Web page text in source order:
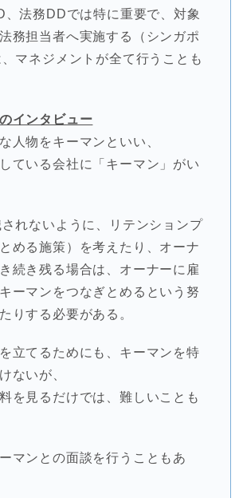
、法務DDでは特に重要で、対象
務担当者へ実施する（シンガポ
マネジメントが全て行うことも
インタビュー
人物をキーマンといい、
ている会社に「キーマン」がい
れないように、リテンションプ
める施策）を考えたり、オーナ
続き残る場合は、オーナーに雇
ーマンをつなぎとめるという努
りする必要がある。
立てるためにも、キーマンを特
ないが、
を見るだけでは、難しいことも
マンとの面談を行うこともあ